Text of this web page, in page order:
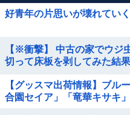
好青年の片思いが壊れてい
【※衝撃】 中古の家でウ
切って床板を剥してみた結
【グッスマ出荷情報】ブル
合園セイア」「竜華キサキ